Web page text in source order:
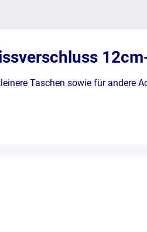
Taschen sowie für andere